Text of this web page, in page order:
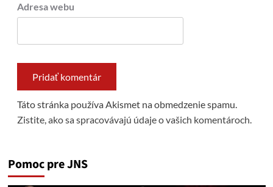
Adresa webu
Táto stránka používa Akismet na obmedzenie spamu.
Zistite, ako sa spracovávajú údaje o vašich komentároch.
Pomoc pre JNS